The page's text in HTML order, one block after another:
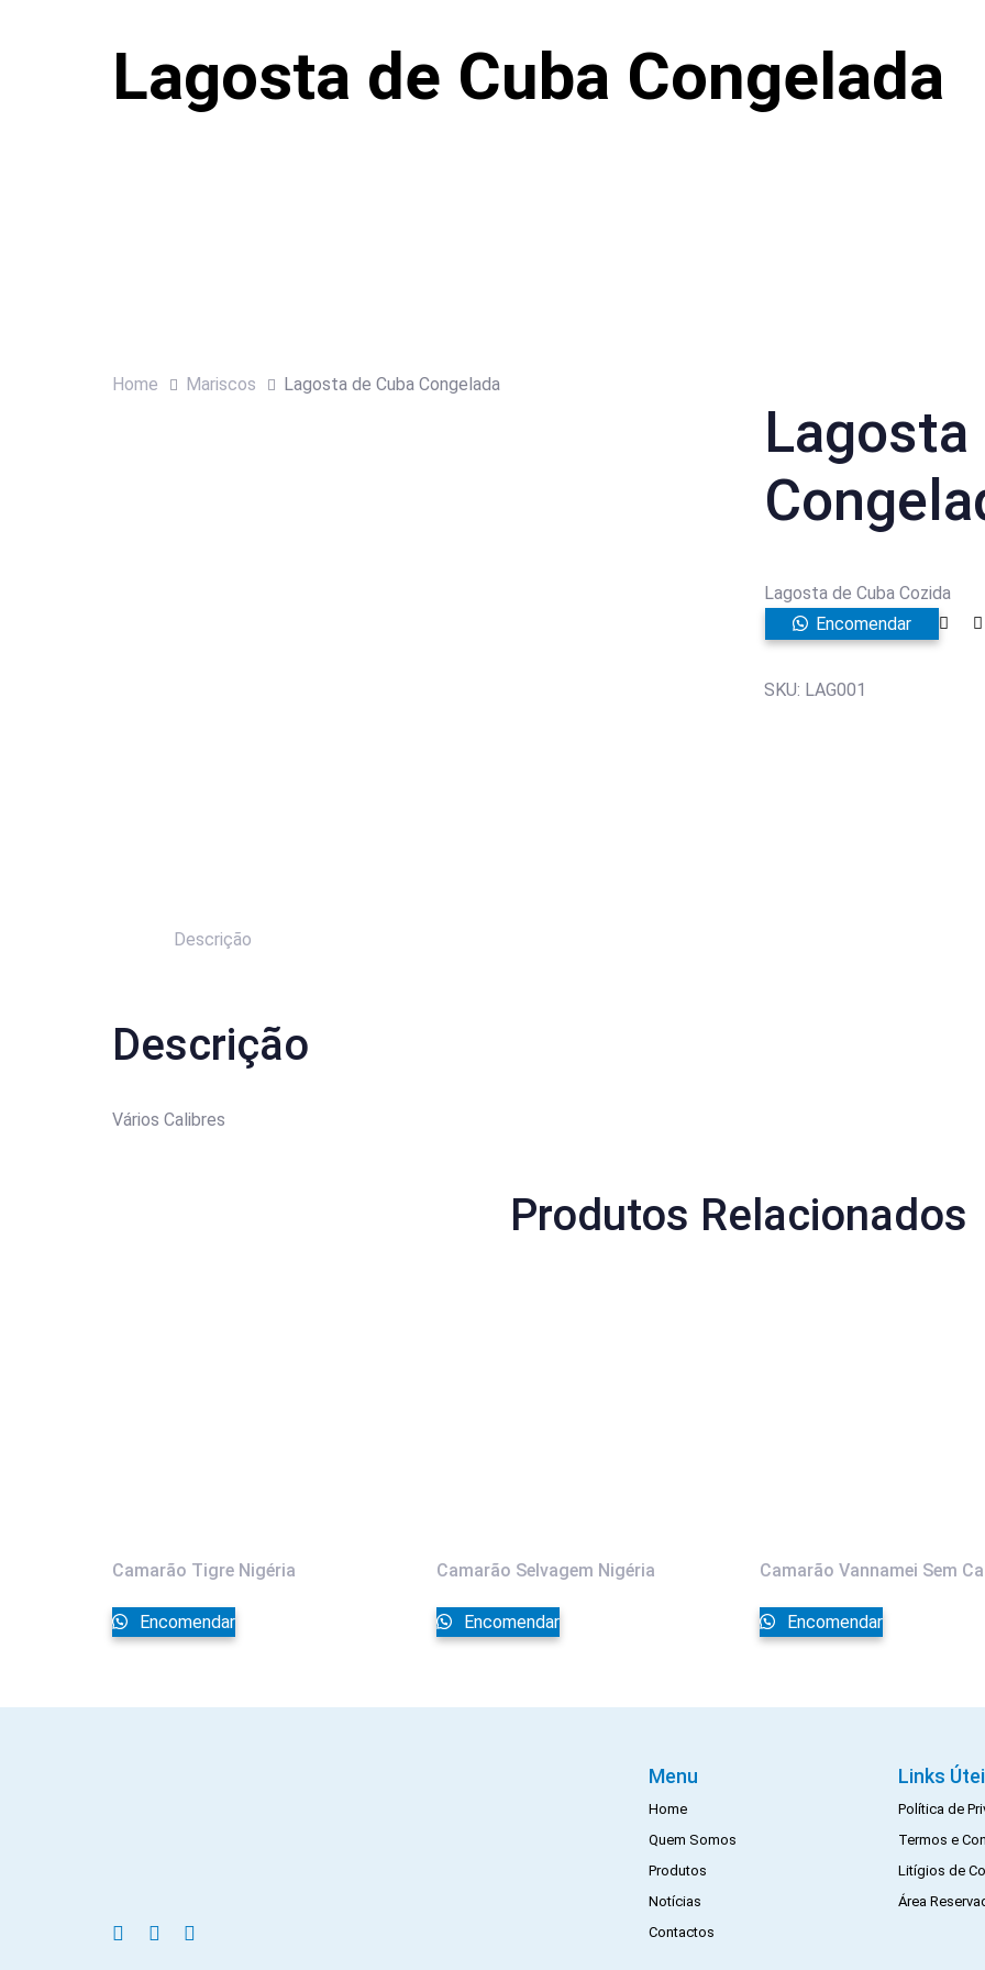
Lagosta de Cuba Congelada
Home Mariscos Lagosta de Cuba Congelada
Lagosta
Lagosta de Cuba Cozida
Encomendar
SKU: LAG001
Descrição
Descrição
Vários Calibres
Produtos Relacionados
Camarão Tigre Nigéria
Encomendar
Camarão Selvagem Nigéria
Encomendar
Camarão Vannamei Sem
Encomendar
Menu
Home
Quem Somos
Produtos
Notícias
Contactos
Links
Política de
Termos e
Litígios de
Área